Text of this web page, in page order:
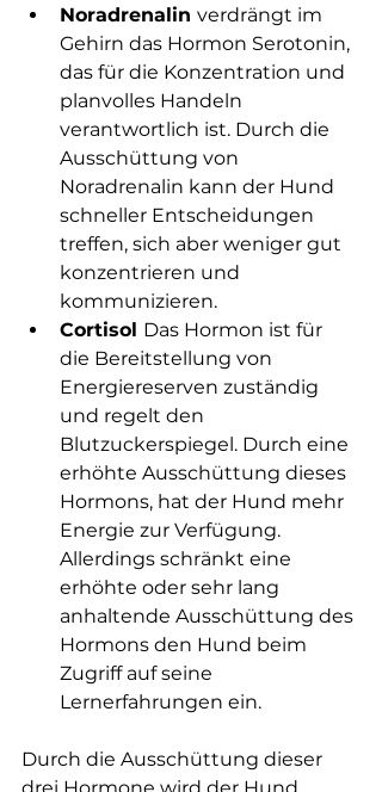
Noradrenalin verdrängt im
Gehirn das Hormon Serotonin,
das für die Konzentration und
planvolles Handeln
verantwortlich ist. Durch die
Ausschüttung von
Noradrenalin kann der Hund
schneller Entscheidungen
treffen, sich aber weniger gut
konzentrieren und
kommunizieren.
Cortisol Das Hormon ist für
die Bereitstellung von
Energiereserven zuständig
und regelt den
Blutzuckerspiegel. Durch eine
erhöhte Ausschüttung dieses
Hormons, hat der Hund mehr
Energie zur Verfügung.
Allerdings schränkt eine
erhöhte oder sehr lang
anhaltende Ausschüttung des
Hormons den Hund beim
Zugriff auf seine
Lernerfahrungen ein.
Durch die Ausschüttung dieser